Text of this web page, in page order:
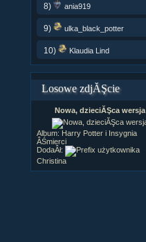
8) ania919
9) ulka_black_potter
10) Klaudia Lind
Losowe zdjĂŞcie
Nowa, dzieciĂŞca wersja
Album: Harry Potter i Insygnia
ÂŚmierci
DodaÂł:
Christina